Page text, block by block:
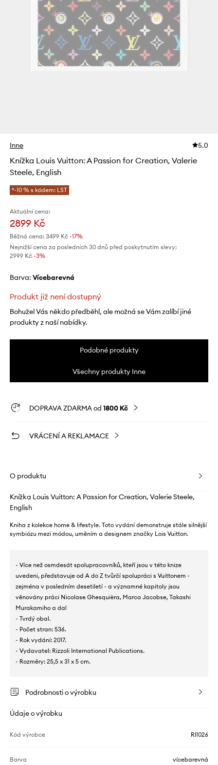
Inne 5.0
Knížka Louis Vuitton: A Passion for Creation, Valerie
Steele, English
*-10 % s kódem: LST
Aktuální cena:
2899 Kč
Běžná cena: 3499 Kč -17%
Nejnižší cena za posledních 30 dnů před poskytnutím slevy:
2999 Kč -3%
Barva: vícebarevná
Produkt již není dostupný
Bohužel Vás někdo předběhl, ale možná se Vám zalíbí jiné
produkty z naší nabídky.
Podobné produkty
Všechny produkty Inne
DOPRAVA ZDARMA od 1800 Kč
VRÁCENÍ A REKLAMACE
O produktu
Knížka Louis Vuitton: A Passion for Creation, Valerie Steele,
English
Kniha z kolekce home & lifestyle. Toto vydání demonstruje stále silnější
symbiózu mezi módou, uměním a designem značky Lois Vuitton.
- Více než osmdesát spolupracovníků, kteří jsou v této knize
uvedeni, představuje od A do Z tvůrčí spolupráci s Vuittonem -
zejména v posledním desetiletí - a významné kapitoly jsou
věnovány práci Nicolase Ghesquièra, Marca Jacobse, Takashi
Murakamiho a dal
- Tvrdý obal.
- Počet stran: 536.
- Rok vydání: 2017.
- Vydavatel: Rizzoli International Publications.
- Rozměry: 25,5 x 31 x 5 cm.
Podrobnosti o výrobku
Údaje o výrobku
Kód výrobce RI1026
Barva vícebarevná